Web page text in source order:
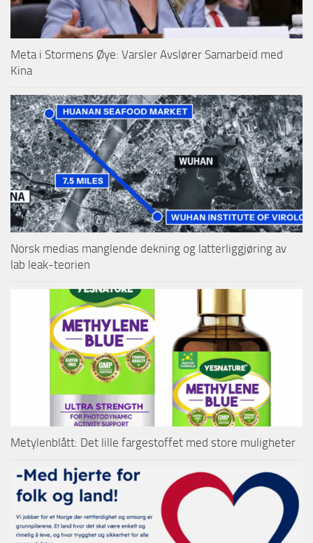
Meta i Stormens Øye: Varsler Avslører Samarbeid med
Kina
Norsk medias manglende dekning og latterliggjøring av
lab leak-teorien
Metylenblått: Det lille fargestoffet med store muligheter